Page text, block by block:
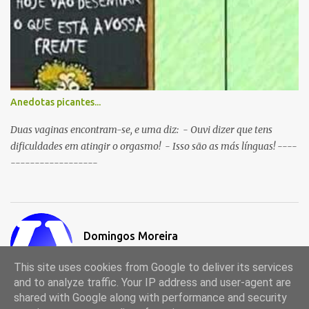
Anedotas picantes...
Duas vaginas encontram-se, e uma diz: - Ouvi dizer que tens
dificuldades em atingir o orgasmo! - Isso são as más línguas! ----
------------------
Domingos Moreira
This site uses cookies from Google to deliver its services
and to analyze traffic. Your IP address and user-agent are
shared with Google along with performance and security